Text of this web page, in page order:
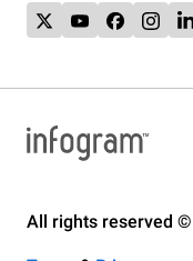
All rights reserved